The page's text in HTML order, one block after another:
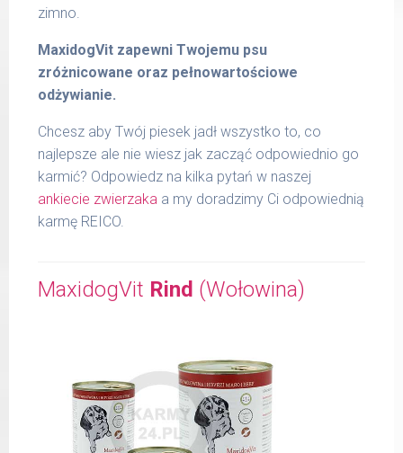
zimno.
MaxidogVit zapewni Twojemu psu
zróżnicowane oraz pełnowartościowe
odżywianie.
Chcesz aby Twój piesek jadł wszystko to, co
najlepsze ale nie wiesz jak zacząć odpowiednio go
karmić? Odpowiedz na kilka pytań w naszej
ankiecie zwierzaka a my doradzimy Ci odpowiednią
karmę REICO.
MaxidogVit Rind (Wołowina)